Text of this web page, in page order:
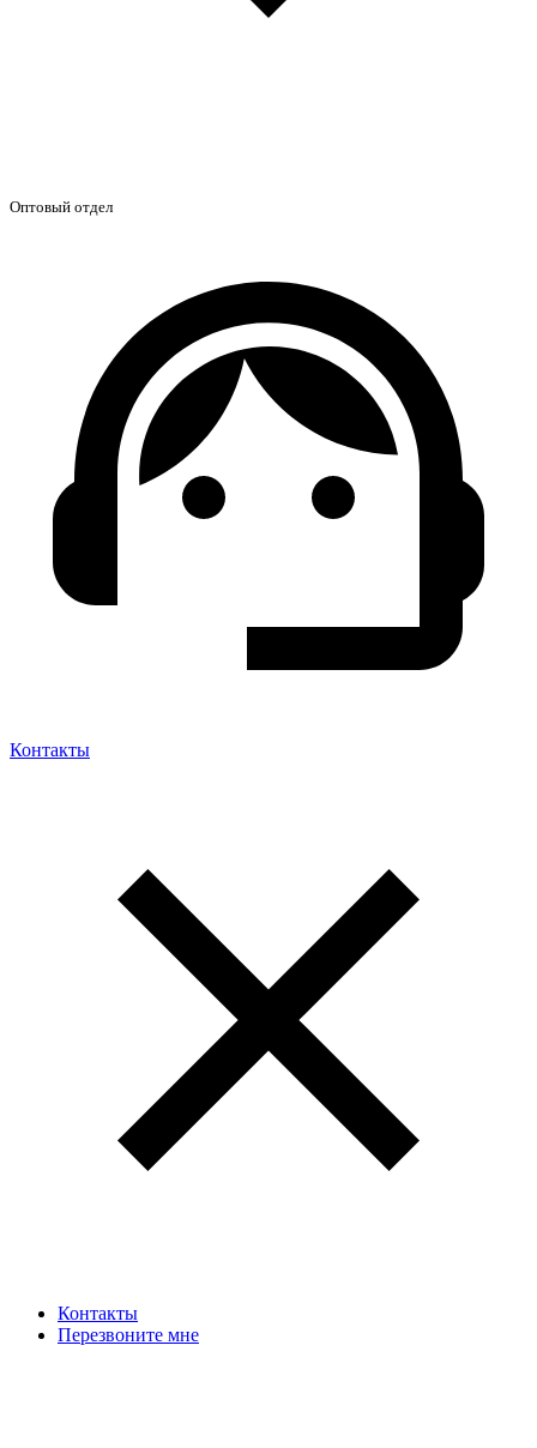
Оптовый отдел
Контакты
Контакты
Перезвоните мне